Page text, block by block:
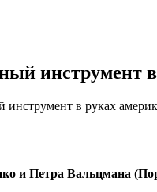
инструмент в
в руках
и Пeтрa Вaльцмaнa